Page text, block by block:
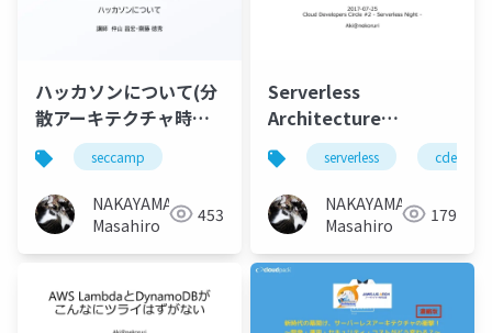
ハッカソンについて(分
散アーキテクチャ時代
におけるWebシステム
の開発と運用)
#seccamp
seccamp
NAKAYAMA
Masahiro
453
Serverless
Architecture
Overview #cdevc
serverless cdevc
NAKAYAMA
Masahiro
179